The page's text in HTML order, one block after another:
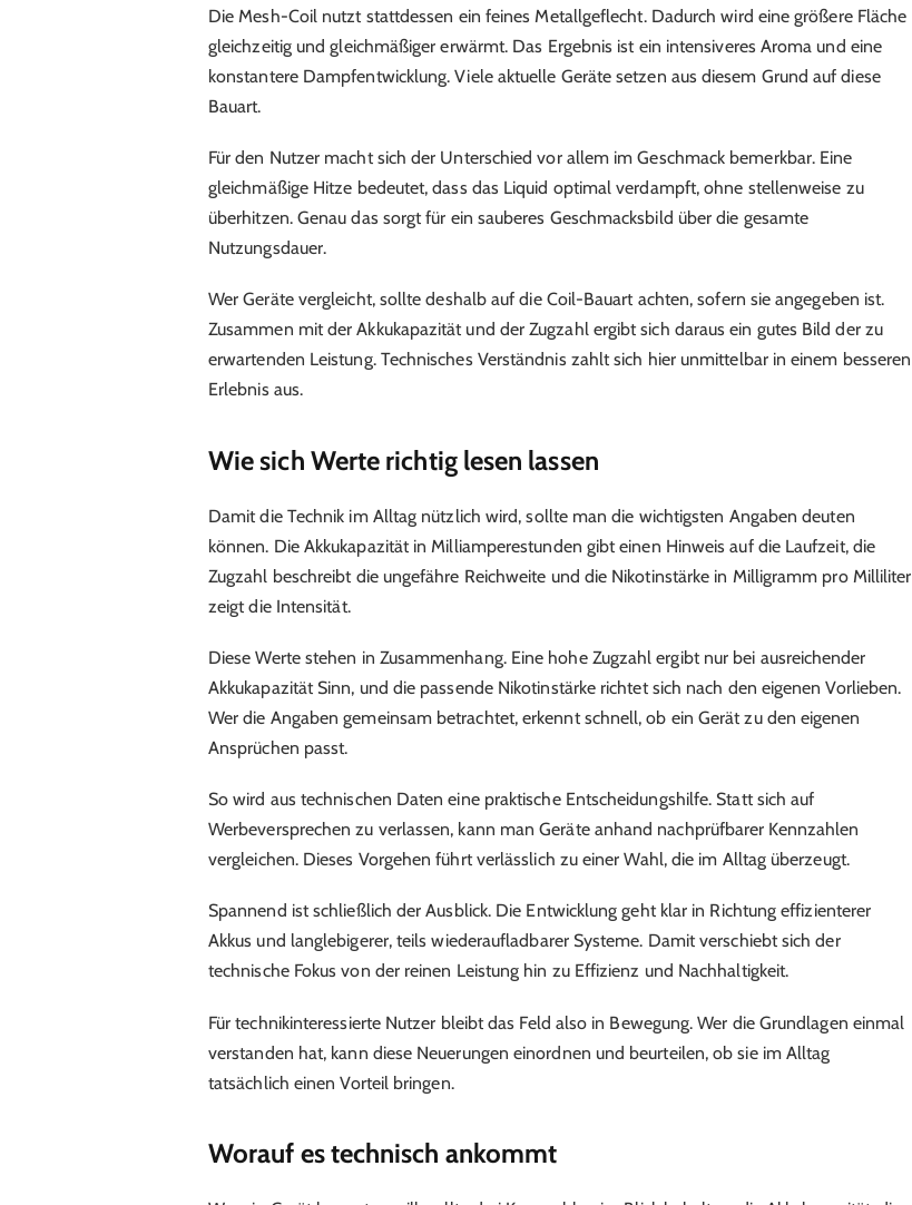
Die Mesh-Coil nutzt stattdessen ein feines Metallgeflecht. Dadurch wird eine größere Fläche
gleichzeitig und gleichmäßiger erwärmt. Das Ergebnis ist ein intensiveres Aroma und eine
konstantere Dampfentwicklung. Viele aktuelle Geräte setzen aus diesem Grund auf diese
Bauart.
Für den Nutzer macht sich der Unterschied vor allem im Geschmack bemerkbar. Eine
gleichmäßige Hitze bedeutet, dass das Liquid optimal verdampft, ohne stellenweise zu
überhitzen. Genau das sorgt für ein sauberes Geschmacksbild über die gesamte
Nutzungsdauer.
Wer Geräte vergleicht, sollte deshalb auf die Coil-Bauart achten, sofern sie angegeben ist.
Zusammen mit der Akkukapazität und der Zugzahl ergibt sich daraus ein gutes Bild der zu
erwartenden Leistung. Technisches Verständnis zahlt sich hier unmittelbar in einem besseren
Erlebnis aus.
Wie sich Werte richtig lesen lassen
Damit die Technik im Alltag nützlich wird, sollte man die wichtigsten Angaben deuten
können. Die Akkukapazität in Milliamperestunden gibt einen Hinweis auf die Laufzeit, die
Zugzahl beschreibt die ungefähre Reichweite und die Nikotinstärke in Milligramm pro Milliliter
zeigt die Intensität.
Diese Werte stehen in Zusammenhang. Eine hohe Zugzahl ergibt nur bei ausreichender
Akkukapazität Sinn, und die passende Nikotinstärke richtet sich nach den eigenen Vorlieben.
Wer die Angaben gemeinsam betrachtet, erkennt schnell, ob ein Gerät zu den eigenen
Ansprüchen passt.
So wird aus technischen Daten eine praktische Entscheidungshilfe. Statt sich auf
Werbeversprechen zu verlassen, kann man Geräte anhand nachprüfbarer Kennzahlen
vergleichen. Dieses Vorgehen führt verlässlich zu einer Wahl, die im Alltag überzeugt.
Spannend ist schließlich der Ausblick. Die Entwicklung geht klar in Richtung effizienterer
Akkus und langlebigerer, teils wiederaufladbarer Systeme. Damit verschiebt sich der
technische Fokus von der reinen Leistung hin zu Effizienz und Nachhaltigkeit.
Für technikinteressierte Nutzer bleibt das Feld also in Bewegung. Wer die Grundlagen einmal
verstanden hat, kann diese Neuerungen einordnen und beurteilen, ob sie im Alltag
tatsächlich einen Vorteil bringen.
Worauf es technisch ankommt